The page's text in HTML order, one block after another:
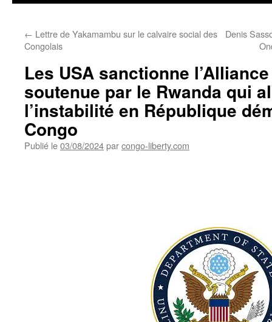
← Lettre de Yakamambu sur le calvaire social des
Congolais
Denis
Les USA sanctionne
soutenue par le Rwanda qui
l’instabilité en République
Congo
Publié le03/08/2024parcongo-liberty.com